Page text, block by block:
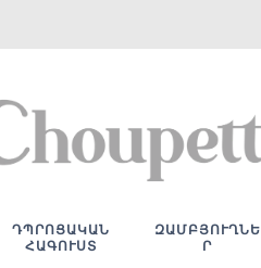
ԴՊՐՈՑԱԿԱՆ
ՀԱԳՈՒՍՏ
ԶԱՄԲՅՈՒՂՆԵ
Ր